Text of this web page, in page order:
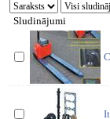
Sludinājumi